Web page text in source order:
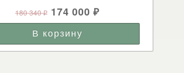
180 340₽ 174 000 ₽